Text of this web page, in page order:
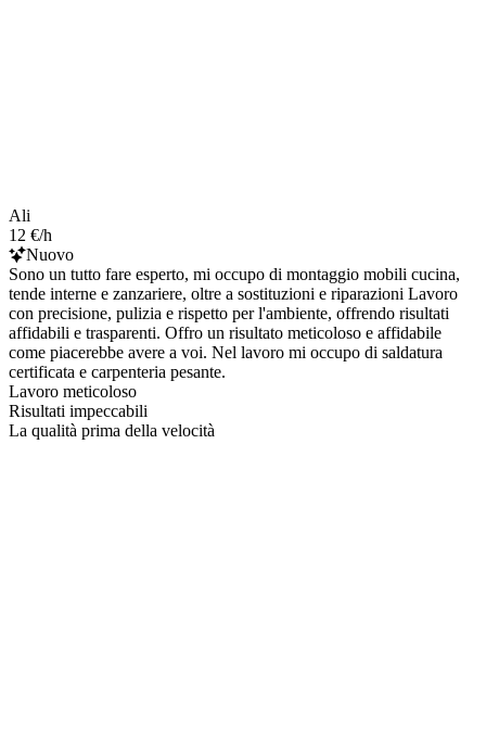
Ali
12 €/h
Nuovo
Sono un tutto fare esperto, mi occupo di montaggio mobili cucina,
tende interne e zanzariere, oltre a sostituzioni e riparazioni Lavoro
con precisione, pulizia e rispetto per l'ambiente, offrendo risultati
affidabili e trasparenti. Offro un risultato meticoloso e affidabile
come piacerebbe avere a voi. Nel lavoro mi occupo di saldatura
certificata e carpenteria pesante.
Lavoro meticoloso
Risultati impeccabili
La qualità prima della velocità